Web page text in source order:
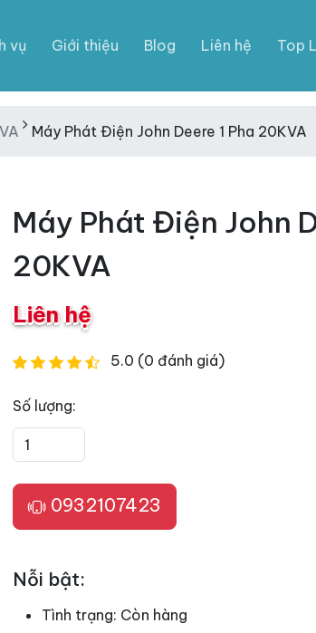
vụ Giới thiệu Blog Liên hệ Top
Máy Phát Điện John Deere 1 Pha 20KVA
Máy Phát Điện John
20KVA
Liên hệ
5.0 (0 đánh giá)
Số lượng:
0932107423
Nỗi bật:
Tình trạng: Còn hàng